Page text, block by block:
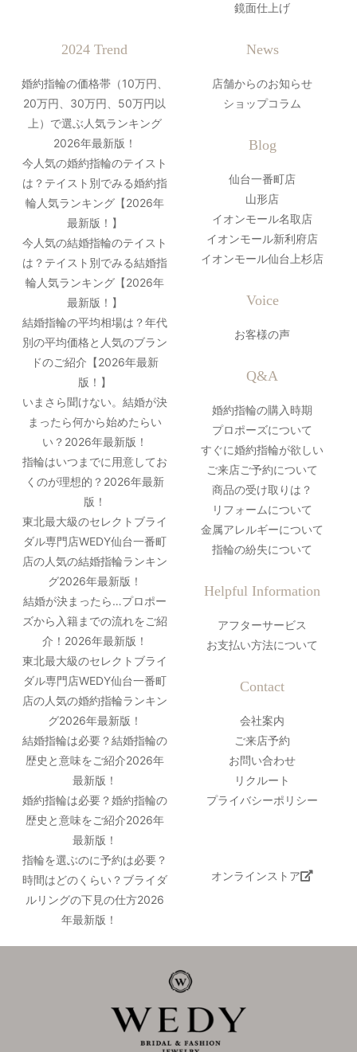
鏡面仕上げ
2024 Trend
婚約指輪の価格帯（10万円、
20万円、30万円、50万円以
上）で選ぶ人気ランキング
2026年最新版！
今人気の婚約指輪のテイスト
は？テイスト別でみる婚約指
輪人気ランキング【2026年
最新版！】
今人気の結婚指輪のテイスト
は？テイスト別でみる結婚指
輪人気ランキング【2026年
最新版！】
結婚指輪の平均相場は？年代
別の平均価格と人気のブラン
ドのご紹介【2026年最新
版！】
いまさら聞けない。結婚が決
まったら何から始めたらい
い？2026年最新版！
指輪はいつまでに用意してお
くのが理想的？2026年最新
版！
東北最大級のセレクトブライ
ダル専門店WEDY仙台一番町
店の人気の結婚指輪ランキン
グ2026年最新版！
結婚が決まったら…プロポー
ズから入籍までの流れをご紹
介！2026年最新版！
東北最大級のセレクトブライ
ダル専門店WEDY仙台一番町
店の人気の婚約指輪ランキン
グ2026年最新版！
結婚指輪は必要？結婚指輪の
歴史と意味をご紹介2026年
最新版！
婚約指輪は必要？婚約指輪の
歴史と意味をご紹介2026年
最新版！
指輪を選ぶのに予約は必要？
時間はどのくらい？ブライダ
ルリングの下見の仕方2026
年最新版！
News
店舗からのお知らせ
ショップコラム
Blog
仙台一番町店
山形店
イオンモール名取店
イオンモール新利府店
イオンモール仙台上杉店
Voice
お客様の声
Q&A
婚約指輪の購入時期
プロポーズについて
すぐに婚約指輪が欲しい
ご来店ご予約について
商品の受け取りは？
リフォームについて
金属アレルギーについて
指輪の紛失について
Helpful Information
アフターサービス
お支払い方法について
Contact
会社案内
ご来店予約
お問い合わせ
リクルート
プライバシーポリシー
オンラインストア